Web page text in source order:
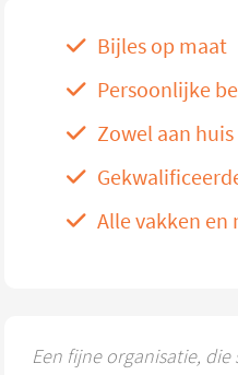
Bijles op maat
Persoonlijke
Zowel aan
Alle vakken en
Een fijne organisatie,